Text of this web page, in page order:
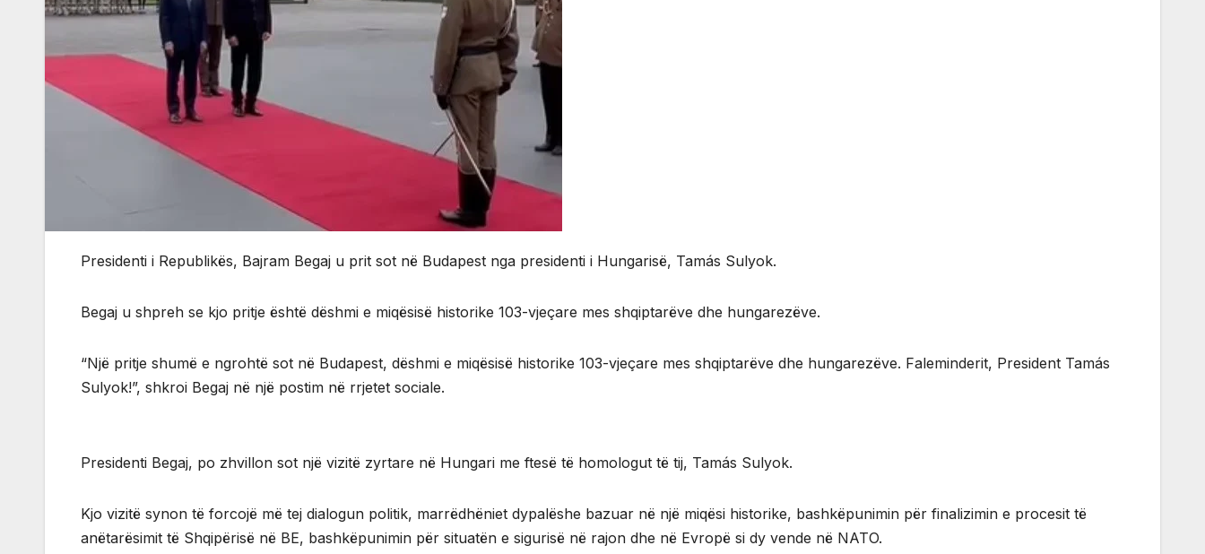
Presidenti i Republikës, Bajram Begaj u prit sot në Budapest nga presidenti i Hungarisë, Tamás Sulyok.
Begaj u shpreh se kjo pritje është dëshmi e miqësisë historike 103-vjeçare mes shqiptarëve dhe hungarezëve.
“Një pritje shumë e ngrohtë sot në Budapest, dëshmi e miqësisë historike 103-vjeçare mes shqiptarëve dhe hungarezëve. Faleminderit, President Tamás
Sulyok!”, shkroi Begaj në një postim në rrjetet sociale.
Presidenti Begaj, po zhvillon sot një vizitë zyrtare në Hungari me ftesë të homologut të tij, Tamás Sulyok.
Kjo vizitë synon të forcojë më tej dialogun politik, marrëdhëniet dypalëshe bazuar në një miqësi historike, bashkëpunimin për finalizimin e procesit të
anëtarësimit të Shqipërisë në BE, bashkëpunimin për situatën e sigurisë në rajon dhe në Evropë si dy vende në NATO.